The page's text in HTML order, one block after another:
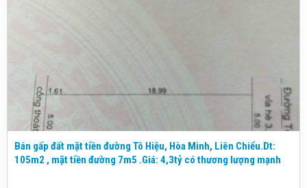
Bán gấp đất mặt tiền đường Tô Hiệu, Hòa Minh, Liên Chiểu.Dt:
105m2 , mặt tiền đường 7m5 .Giá: 4,3tỷ có thương lượng mạnh